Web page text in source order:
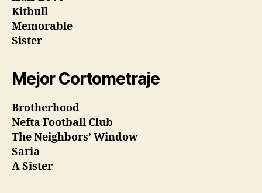
Kitbull
Memorable
Sister
Mejor Cortometraje
Brotherhood
Nefta Football Club
The Neighbors’ Window
Saria
A Sister